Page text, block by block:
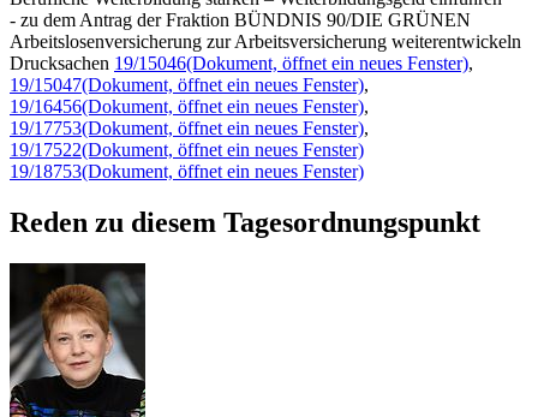
- zu dem Antrag der Fraktion BÜNDNIS 90/DIE GRÜNEN
Arbeitslosenversicherung zur Arbeitsversicherung weiterentwickeln
Drucksachen 19/15046(Dokument, öffnet ein neues Fenster),
19/15047(Dokument, öffnet ein neues Fenster),
19/16456(Dokument, öffnet ein neues Fenster),
19/17753(Dokument, öffnet ein neues Fenster),
19/17522(Dokument, öffnet ein neues Fenster)
19/18753(Dokument, öffnet ein neues Fenster)
Reden zu diesem Tagesordnungspunkt